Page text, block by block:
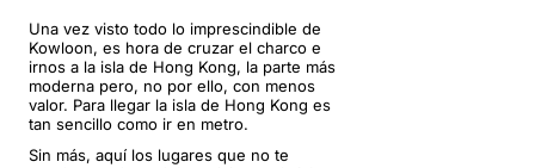
Una vez visto todo lo imprescindible de
Kowloon, es hora de cruzar el charco e
irnos a la isla de Hong Kong, la parte más
moderna pero, no por ello, con menos
valor. Para llegar la isla de Hong Kong es
tan sencillo como ir en metro.
Sin más, aquí los lugares que no te